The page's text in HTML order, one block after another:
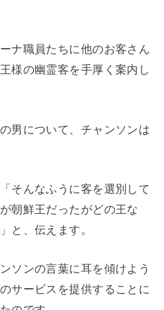
ナ職員たちに他のお客さん
様の幽霊客を手厚く案内し
男について、チャンソンは
そんなふうに客を選別して
朝鮮王だったがどの王な
と、伝えます。
ソンの言葉に耳を傾けよう
サービスを提供することに